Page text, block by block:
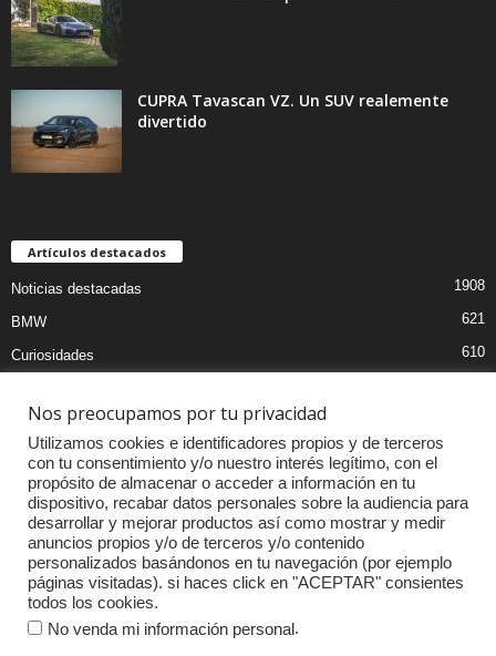
CUPRA Tavascan VZ. Un SUV realemente
divertido
Artículos destacados
Noticias destacadas 1908
BMW 621
Curiosidades 610
Audi
MOTOS
Competiciones
Mercedes
Porsche 232
Nos preocupamos por tu privacidad
Utilizamos cookies e identificadores propios y de terceros
con tu consentimiento y/o nuestro interés legítimo, con el
propósito de almacenar o acceder a información en tu
dispositivo, recabar datos personales sobre la audiencia para
desarrollar y mejorar productos así como mostrar y medir
anuncios propios y/o de terceros y/o contenido
personalizados basándonos en tu navegación (por ejemplo
páginas visitadas). si haces click en "ACEPTAR" consientes
todos los cookies.
No venda mi información personal .